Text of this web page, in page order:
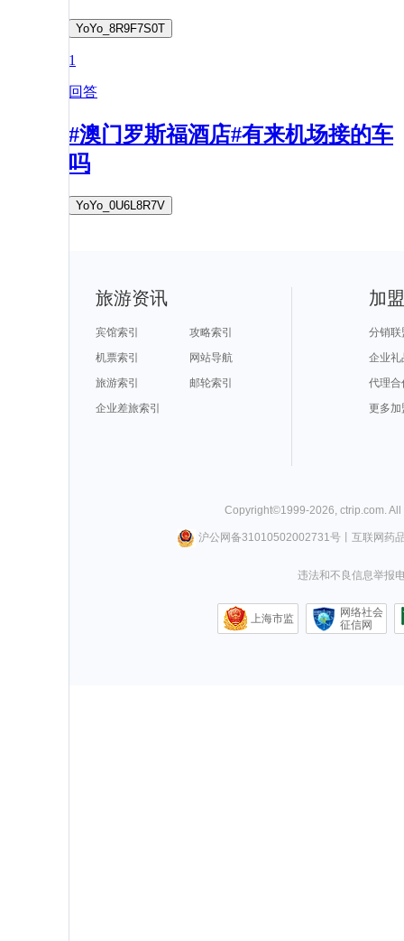
YoYo_8R9F7S0T
1
回答
#澳门罗斯福酒店#有来机场接的车
吗
YoYo_0U6L8R7V
旅游资讯
宾馆索引
攻略索引
机票索引
网站导航
旅游索引
邮轮索引
企业差旅索引
加
分销联
企业礼
代理合
更多加
Copyright©1999-2026, ctrip.com.
沪公网备31010502002731号丨 互联网药
违法和不良信息举报
上海市监
网络社会
征信网